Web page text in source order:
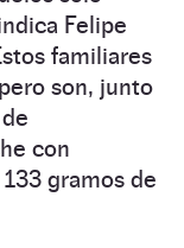
Felipe
familiares
son, junto
con
gramos de